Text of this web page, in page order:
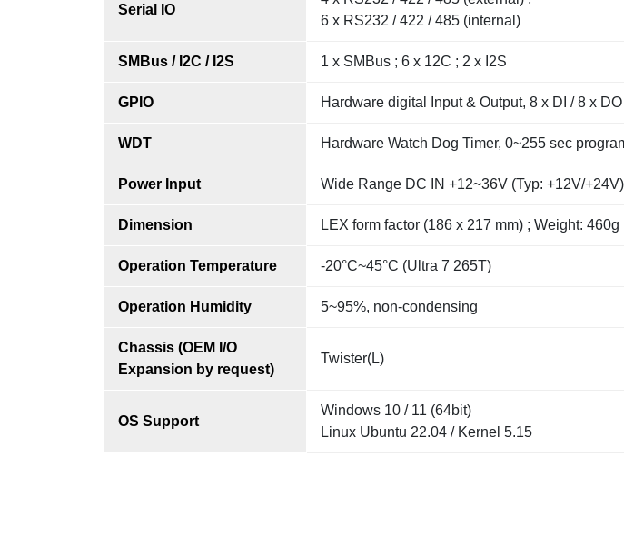
Serial IO
6 x RS232 / 422 / 485 (internal)
SMBus / I2C / I2S 1 x SMBus ; 6 x 12C ; 2 x I2S
GPIO Hardware digital Input & Output, 8 x DI / 8 x DO
WDT Hardware Watch Dog Timer, 0~255 sec
Power Input Wide Range DC IN +12~36V (Typ: +12V/+24V)
Dimension LEX form factor (186 x 217 mm) ; Weight: 460g
Operation Temperature -20°C~45°C (Ultra 7 265T)
Operation Humidity 5~95%, non-condensing
Chassis (OEM I/O
Expansion by request)
Twister(L)
OS Support
Windows 10 / 11 (64bit)
Linux Ubuntu 22.04 / Kernel 5.15